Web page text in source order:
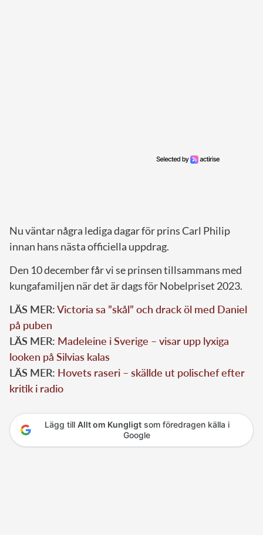
Nu väntar några lediga dagar för prins Carl Philip
innan hans nästa officiella uppdrag.
Den 10 december får vi se prinsen tillsammans med
kungafamiljen när det är dags för Nobelpriset 2023.
LÄS MER:Victoria sa ”skål” och drack öl med Daniel
på puben
LÄS MER: Madeleine i Sverige – visar upp lyxiga
looken på Silvias kalas
LÄS MER: Hovets raseri – skällde ut polischef efter
kritik i radio
Lägg till Allt om Kungligtsom föredragen källa i
Google